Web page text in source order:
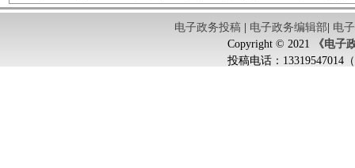
电子政务投稿 电子政务编辑部 电
Copyright © 2021
《电子
投稿电话： 13319547014